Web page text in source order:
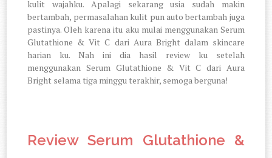
kulit wajahku. Apalagi sekarang usia sudah makin
bertambah, permasalahan kulit pun auto bertambah juga
pastinya. Oleh karena itu aku mulai menggunakan Serum
Glutathione & Vit C dari Aura Bright dalam skincare
harian ku. Nah ini dia hasil review ku setelah
menggunakan Serum Glutathione & Vit C dari Aura
Bright selama tiga minggu terakhir, semoga berguna!
Review Serum Glutathione &